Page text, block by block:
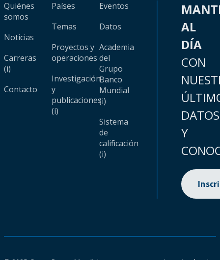
Quiénes
somos
Noticias
Carreras
(i)
Contacto
Países
Temas
Proyectos y
operaciones
Investigación
y
publicaciones
(i)
Eventos
Datos
Academia
del
Grupo
Banco
Mundial
(i)
Sistema
de
calificación
(i)
AL
DÍA
CON
DATOS
Y